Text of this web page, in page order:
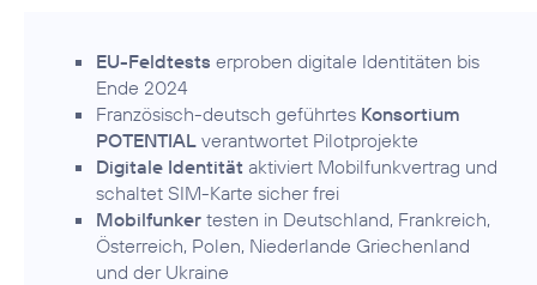
EU-Feldtests erproben digitale Identitäten bis
Ende 2024
Französisch-deutsch geführtes Konsortium
POTENTIAL verantwortet Pilotprojekte
Digitale Identität aktiviert Mobilfunkvertrag und
schaltet SIM-Karte sicher frei
Mobilfunker testen in Deutschland, Frankreich,
Österreich, Polen, Niederlande Griechenland
und der Ukraine